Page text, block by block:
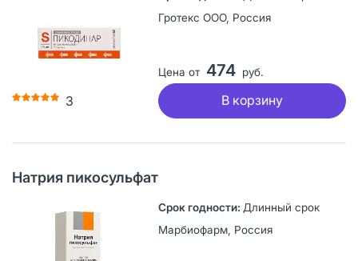
3
Гротекс ООО, Россия
Цена от 474 руб.
В корзину
Натрия пикосульфат
Длинный срок
Марбиофарм, Россия